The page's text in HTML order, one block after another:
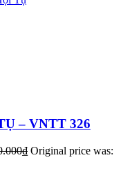
– VNTT 326
₫ Original price was: